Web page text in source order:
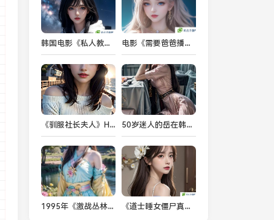
韩国电影《私人教练》：如何通过健身与情感的交织走向自我救赎？ 电影《需要爸爸播种美国》：家庭关系的深刻探讨与现代社会父亲角色的转变
《驯服社长夫人》HD：一场职场与爱情交织的心理博弈，社长夫人的多重身份挑战你对权力与情感的理解 50岁迷人的岳在韩国2中如何展现成熟魅力？她的角色是否能够打破传统形象？
1995年《激战丛林》珍妮和泰山：他们在丛林冒险中究竟经历了什么？ 《道士睡女僵尸真人版》引发热议：这部影片为何受到观众喜爱？